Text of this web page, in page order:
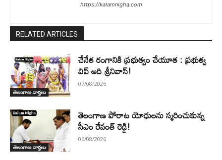
https://kalamnigha.com
RELATED ARTICLES
తెలంగాణ వార్తలు
చేనేత రంగానికి ప్రభుత్వం చేయూత : ప్రభుత్వ
విప్ ఆది శ్రీనివాస్!
07/08/2026
తెలంగాణ వార్తలు
తెలంగాణ పోరాట యోధులను స్మరించుకున్న
సీఎం రేవంత్ రెడ్డి!
06/08/2026